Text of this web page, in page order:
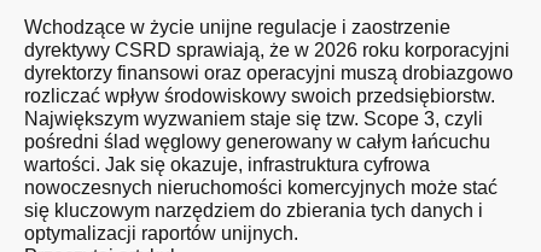
Wchodzące w życie unijne regulacje i zaostrzenie
dyrektywy CSRD sprawiają, że w 2026 roku korporacyjni
dyrektorzy finansowi oraz operacyjni muszą drobiazgowo
rozliczać wpływ środowiskowy swoich przedsiębiorstw.
Największym wyzwaniem staje się tzw. Scope 3, czyli
pośredni ślad węglowy generowany w całym łańcuchu
wartości. Jak się okazuje, infrastruktura cyfrowa
nowoczesnych nieruchomości komercyjnych może stać
się kluczowym narzędziem do zbierania tych danych i
optymalizacji raportów unijnych.